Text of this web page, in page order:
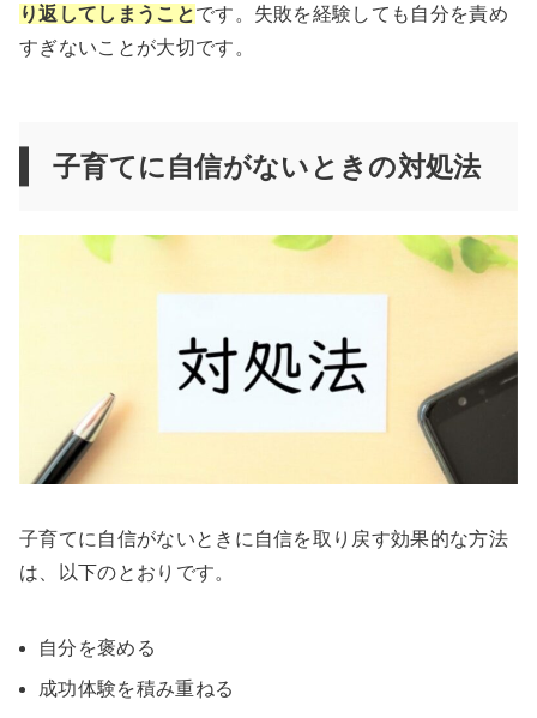
り返してしまうことです。失敗を経験しても自分を責め
すぎないことが大切です。
子育てに自信がないときの対処法
子育てに自信がないときに自信を取り戻す効果的な方法
は、以下のとおりです。
自分を褒める
成功体験を積み重ねる